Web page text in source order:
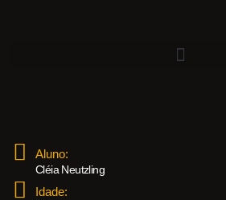
Aluno:
Cléia Neutzling
Idade: